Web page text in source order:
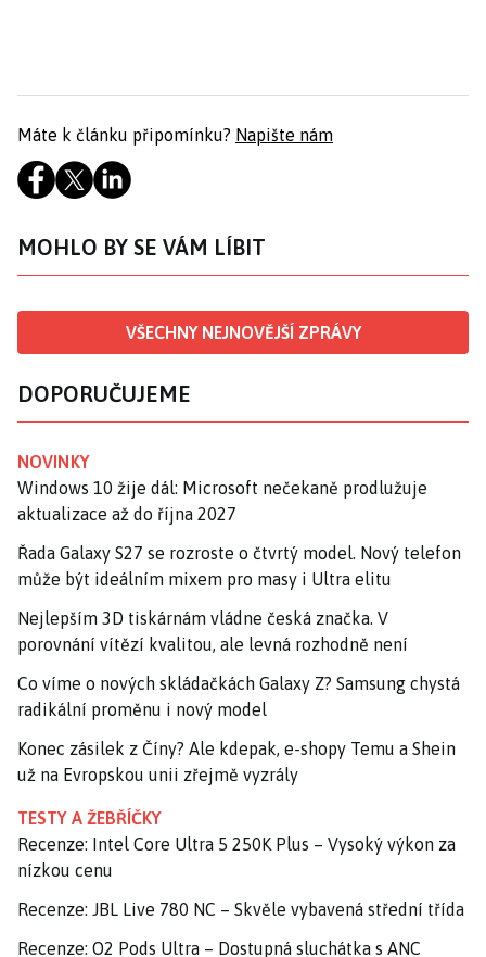
Máte k článku připomínku? Napište nám
MOHLO BY SE VÁM LÍBIT
VŠECHNY NEJNOVĚJŠÍ ZPRÁVY
DOPORUČUJEME
NOVINKY
Windows 10 žije dál: Microsoft nečekaně prodlužuje
aktualizace až do října 2027
Řada Galaxy S27 se rozroste o čtvrtý model. Nový telefon
může být ideálním mixem pro masy i Ultra elitu
Nejlepším 3D tiskárnám vládne česká značka. V
porovnání vítězí kvalitou, ale levná rozhodně není
Co víme o nových skládačkách Galaxy Z? Samsung chystá
radikální proměnu i nový model
Konec zásilek z Číny? Ale kdepak, e-shopy Temu a Shein
už na Evropskou unii zřejmě vyzrály
TESTY A ŽEBŘÍČKY
Recenze: Intel Core Ultra 5 250K Plus – Vysoký výkon za
nízkou cenu
Recenze: JBL Live 780 NC – Skvěle vybavená střední třída
Recenze: O2 Pods Ultra – Dostupná sluchátka s ANC